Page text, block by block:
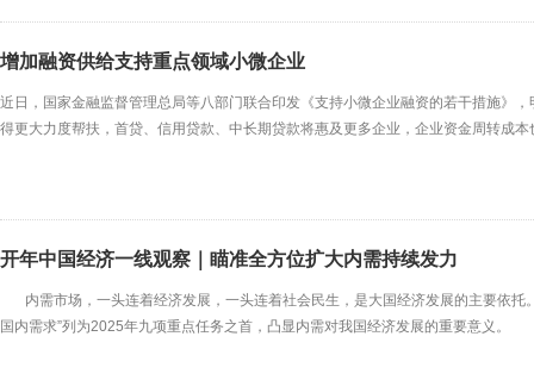
增加融资供给支持重点领域小微企业
近日，国家金融监督管理总局等八部门联合印发《支持小微企业融资的若干措施》
得更大力度帮扶，首贷、信用贷款、中长期贷款将惠及更多企业，企业资金周转成
开年中国经济一线观察｜瞄准全方位扩大内需持续发力
内需市场，一头连着经济发展，一头连着社会民生，是大国经济发展的主要依
国内需求”列为2025年九项重点任务之首，凸显内需对我国经济发展的重要意义